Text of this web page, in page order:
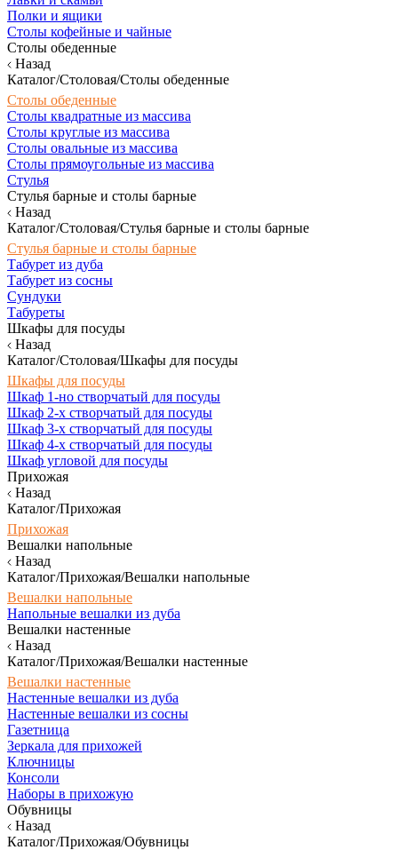
Полки и ящики
Столы кофейные и чайные
Столы обеденные
Назад
Каталог/Столовая/Столы обеденные
Столы обеденные
Столы квадратные из массива
Столы круглые из массива
Столы овальные из массива
Столы прямоугольные из массива
Стулья
Стулья барные и столы барные
Назад
Каталог/Столовая/Стулья барные и столы барные
Стулья барные и столы барные
Табурет из дуба
Табурет из сосны
Сундуки
Табуреты
Шкафы для посуды
Назад
Каталог/Столовая/Шкафы для посуды
Шкафы для посуды
Шкаф 1-но створчатый для посуды
Шкаф 2-х створчатый для посуды
Шкаф 3-х створчатый для посуды
Шкаф 4-х створчатый для посуды
Шкаф угловой для посуды
Прихожая
Назад
Каталог/Прихожая
Прихожая
Вешалки напольные
Назад
Каталог/Прихожая/Вешалки напольные
Вешалки напольные
Напольные вешалки из дуба
Вешалки настенные
Назад
Каталог/Прихожая/Вешалки настенные
Вешалки настенные
Настенные вешалки из дуба
Настенные вешалки из сосны
Газетница
Зеркала для прихожей
Ключницы
Консоли
Наборы в прихожую
Обувницы
Назад
Каталог/Прихожая/Обувницы